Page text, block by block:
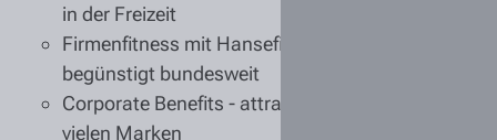
in der Freizeit
Firmenfitness mit Hansefit & EGYM
begünstigt bundesweit
Corporate Benefits - attraktive Rabatte bei
vielen Marken